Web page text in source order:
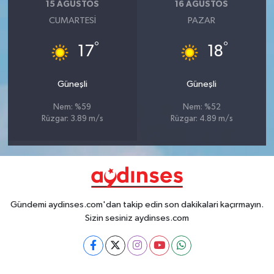
15 AĞUSTOS
CUMARTESI
17°
Güneşli
Nem: %59
Rüzgar: 3.89 m/s
16 AĞUSTOS
PAZAR
18°
Güneşli
Nem: %52
Rüzgar: 4.89 m/s
Gündemi aydinses.com'dan takip edin son dakikalari kaçırmayın.
Sizin sesiniz aydinses.com